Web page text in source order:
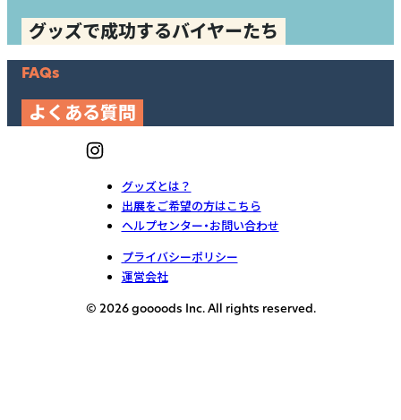
グッズで成功するバイヤーたち
FAQs
よくある質問
グッズとは？
出展をご希望の方はこちら
ヘルプセンター・お問い合わせ
プライバシーポリシー
運営会社
© 2026 goooods Inc. All rights reserved.